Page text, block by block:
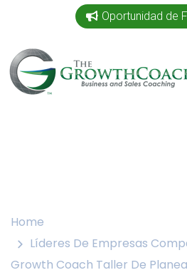
Oportunidad de
Home
Líderes De Empresas
Growth Coach Taller De